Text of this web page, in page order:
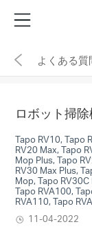
the
navigation
Menu
よくある質
ロボット掃
Tapo RV10, Tapo
RV20 Max, Tapo
Mop Plus, Tapo
RV30 Max Plus,
Mop, Tapo RV30C
Tapo RVA100,
RVA110, Tapo
11-04-2022